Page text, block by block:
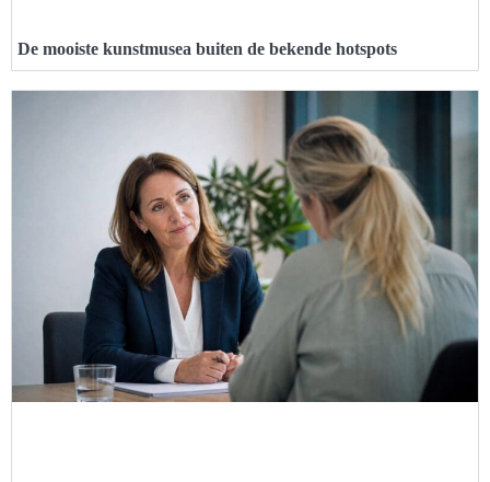
De mooiste kunstmusea buiten de bekende hotspots